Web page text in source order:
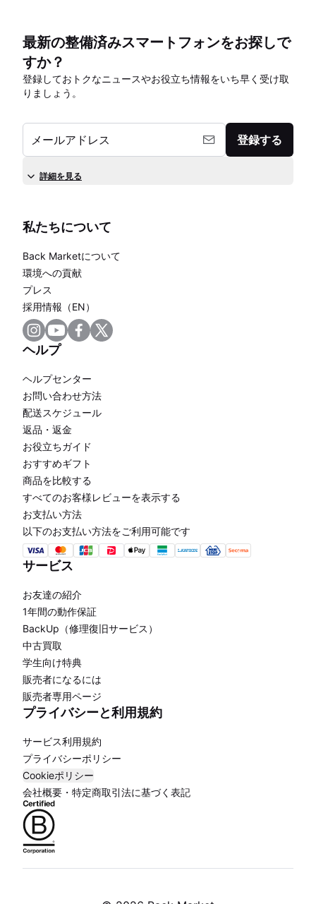
最新の整備済みスマートフォンをお探しで
すか？
登録しておトクなニュースやお役立ち情報をいち早く受け取
りましょう。
メールアドレス 登録する
詳細を見る
私たちについて
Back Marketについて
環境への貢献
プレス
採用情報（EN）
ヘルプ
ヘルプセンター
お問い合わせ方法
配送スケジュール
返品・返金
お役立ちガイド
おすすめギフト
商品を比較する
すべてのお客様レビューを表示する
お支払い方法
以下のお支払い方法をご利用可能です
サービス
お友達の紹介
1年間の動作保証
BackUp（修理復旧サービス）
中古買取
学生向け特典
販売者になるには
販売者専用ページ
プライバシーと利用規約
サービス利用規約
プライバシーポリシー
Cookieポリシー
会社概要・特定商取引法に基づく表記